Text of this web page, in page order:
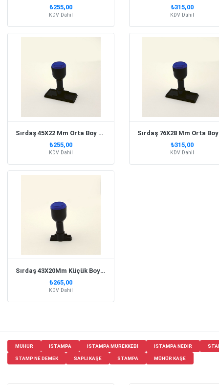
₺255,00
KDV Dahil
₺315,00
KDV Dahil
Sırdaş 45X22 Mm Orta Boy Saplı Kaşe
₺255,00
KDV Dahil
₺315,00
KDV Dahil
Sırdaş 43X20Mm Küçük Boy Saplı Kaşe
₺265,00
KDV Dahil
MÜHÜR ISTAMPA ISTAMPA MÜREKKEBI ISTAMPA NEDIR
STAMP NE DEMEK SAPLI KAŞE STAMPA MÜHÜR KAŞE